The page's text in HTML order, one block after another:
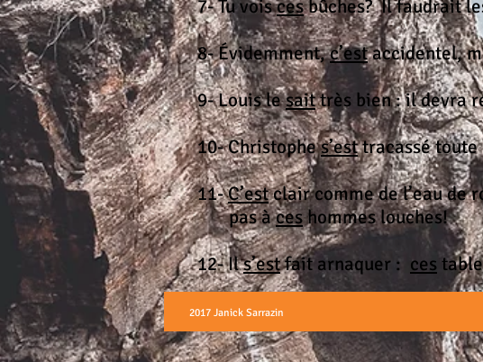
7- Tu voiscesbûches? Il faudrait
8- Évidemment,c’estaccidentel,
9- Louis lesaittrès bien : il devra
10- Christophes’esttracassé
11-C’estclair comme de l’eau de
pas àceshommes louches!
12- Ils’estfait arnaquer : ces
2017 Janick Sarrazin